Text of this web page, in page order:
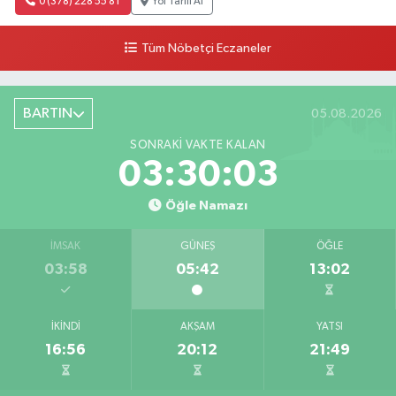
Tüm Nöbetçi Eczaneler
BARTIN 05.08.2026
SONRAKI VAKTE KALAN
03:30:02
Öğle Namazı
İMSAK
03:58
GÜNEŞ
05:42
ÖĞLE
13:02
İKINDI
16:56
AKŞAM
20:12
YATSI
21:49